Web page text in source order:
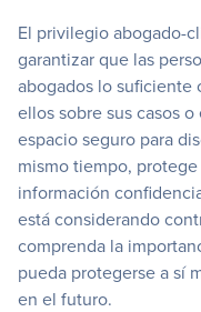
El privilegio abogado-
garantizar que las
abogados lo suficiente
ellos sobre sus casos
espacio seguro para
mismo tiempo,
información
está considerando
comprenda la
pueda protegerse a sí
en el futuro.